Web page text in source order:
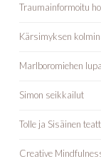
Traumainformoitu
Kärsimyksen
Marlboromiehen
Simon seikkailut
Tolle ja Sisäinen
Creative